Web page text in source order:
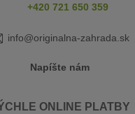
+420 721 650 359
info@originalna-zahrada.sk
Napíšte nám
ONLINE PLATBY